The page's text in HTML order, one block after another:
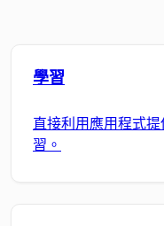
學習
直接利用應用程式
習。